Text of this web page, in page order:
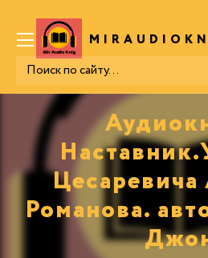
Цесаревича
Романова.